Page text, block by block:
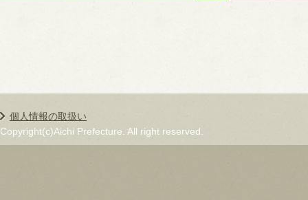
個人情報の取扱い
Copyright(c)Aichi Prefecture. All right reserved.